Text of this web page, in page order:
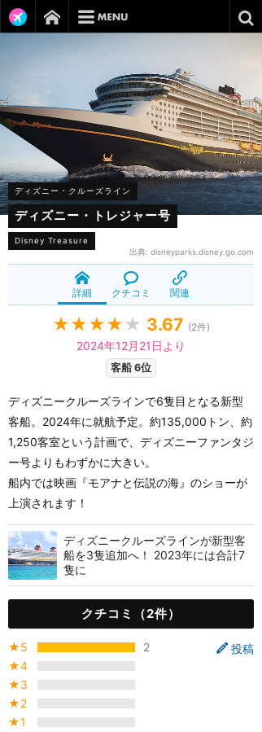
ディズニー・クルーズライン
ディズニー・トレジャー号
Disney Treasure
出典: disneyparks.disney.go.com
詳細 クチコミ 関連
★★★★ ★ 3.67 (2件)
2024年12月21日より
客船 6位
ディズニークルーズラインで6隻目となる新型
客船。2024年に就航予定。約135,000トン、約
1,250客室という計画で、ディズニーファンタジ
ー号よりもわずかに大きい。
船内では映画『モアナと伝説の海』のショーが
上演されます！
ディズニークルーズラインが新型客
船を3隻追加へ！ 2023年には合計7
隻に
クチコミ（2件）
投稿
★5
2
★4
★3
★2
★1